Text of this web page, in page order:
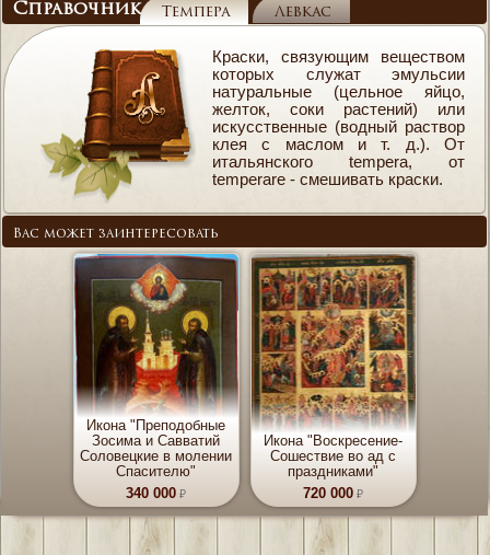
Справочник Темпера Левкас
Краски, связующим веществом
которых служат эмульсии
натуральные (цельное яйцо,
желток, соки растений) или
искусственные (водный раствор
клея с маслом и т. д.). От
итальянского tempera, от
temperare - смешивать краски.
Вас может заинтересовать
Икона "Преподобные
Зосима и Савватий
Соловецкие в молении
Спасителю"
340 000
Икона "Воскресение-
Сошествие во ад с
праздниками"
720 000